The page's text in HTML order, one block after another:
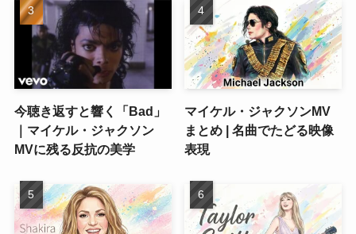
今聴き返すと響く「Bad」
｜マイケル・ジャクソン
MVに残る反抗の美学
マイケル・ジャクソンMV
まとめ | 名曲でたどる映像
表現